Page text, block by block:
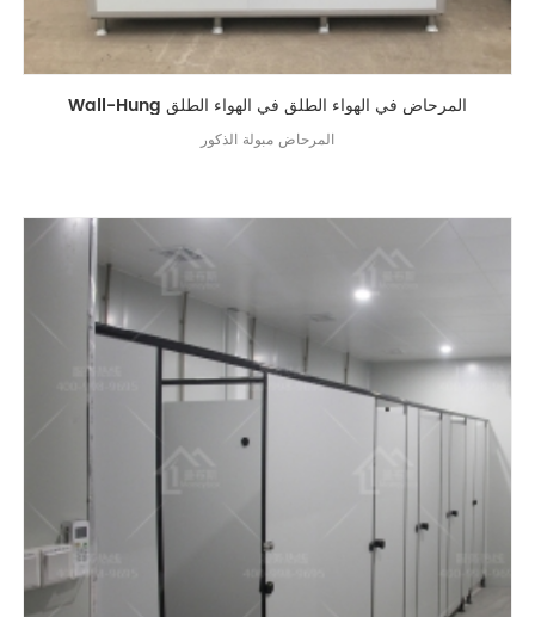
Wall-Hung المرحاض في الهواء الطلق في الهواء الطلق
المرحاض مبولة الذكور